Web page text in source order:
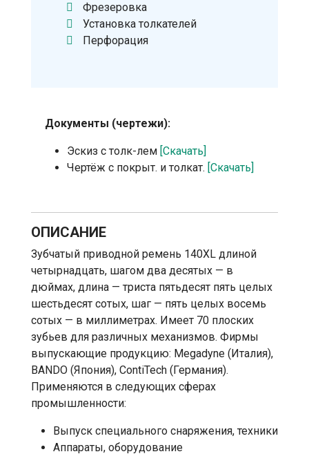
Фрезеровка
Установка толкателей
Перфорация
Документы (чертежи):
Эскиз с толк-лем [Скачать]
Чертёж с покрыт. и толкат. [Скачать]
ОПИСАНИЕ
Зубчатый приводной ремень 140XL длиной
четырнадцать, шагом два десятых — в
дюймах, длина — триста пятьдесят пять целых
шестьдесят сотых, шаг — пять целых восемь
сотых — в миллиметрах. Имеет 70 плоских
зубьев для различных механизмов. Фирмы
выпускающие продукцию: Megadyne (Италия),
BANDO (Япония), ContiTech (Германия).
Применяются в следующих сферах
промышленности:
Выпуск специального снаряжения, техники
Аппараты, оборудование